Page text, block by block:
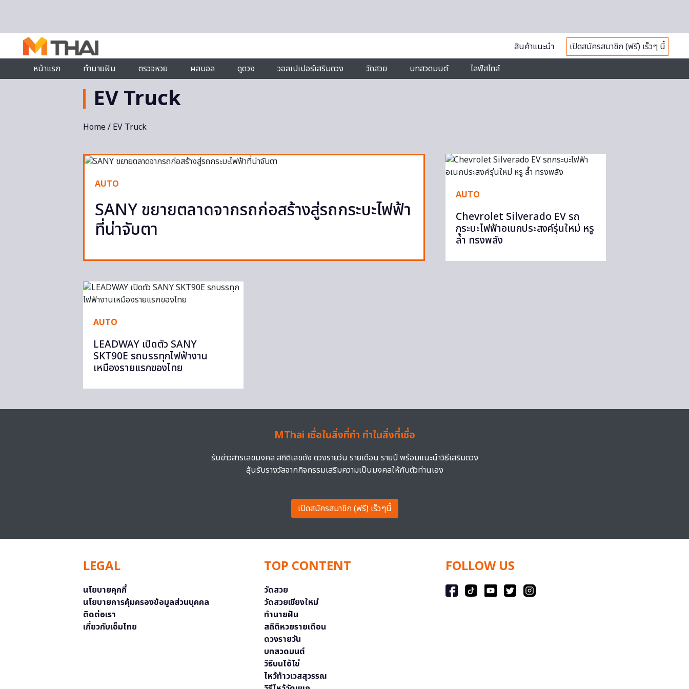
สินค้าแนะนำ
เปิดสมัครสมาชิก (ฟรี) เร็วๆ นี้
หน้าแรก
ทำนายฝัน ตรวจหวย ผลบอล ดูดวง วอลเปเปอร์เสริมดวง วัดสวย บทสวดมนต์ ไลฟ์สไตล์
EV Truck
Home/ EV Truck
AUTO
SANY ขยายตลาดจากรถก่อสร้างสู่รถกระบะไฟฟ้า
ที่น่าจับตา
AUTO
Chevrolet Silverado EV รถ
กระบะไฟฟ้าอเนกประสงค์รุ่นใหม่ หรู
ล้ำ ทรงพลัง
AUTO
LEADWAY เปิดตัว SANY
SKT90E รถบรรทุกไฟฟ้างาน
เหมืองรายแรกของไทย
MThai เชื่อในสิ่งที่ทำ ทำในสิ่งที่เชื่อ
รับข่าวสารเลขมงคล สถิติเลขดัง ดวงรายวัน รายเดือน รายปี พร้อมแนะนำวิธีเสริมดวง
ลุ้นรับรางวัลจากกิจกรรมเสริมความเป็นมงคลให้กับตัวท่านเอง
เปิดสมัครสมาชิก (ฟรี) เร็วๆนี้
LEGAL
นโยบายคุกกี้
นโยบายการคุ้มครองข้อมูลส่วนบุคคล
ติดต่อเรา
เกี่ยวกับเอ็มไทย
TOP CONTENT
วัดสวย
วัดสวยเชียงใหม่
ทำนายฝัน
สถิติหวยรายเดือน
ดวงรายวัน
บทสวดมนต์
วิธีบนไอ้ไข่
ไหว้ท้าวเวสสุวรรณ
FOLLOW US